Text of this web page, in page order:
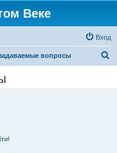
Веке
Вход
вопросы